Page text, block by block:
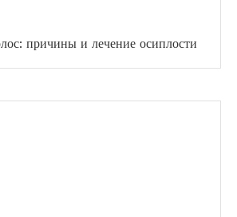
причины и лечение осиплости